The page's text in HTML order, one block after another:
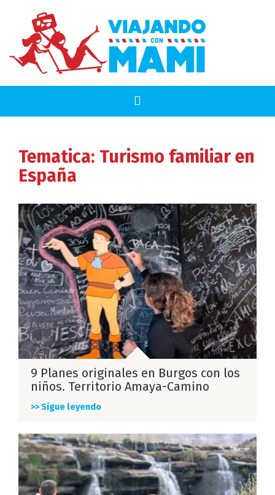
Tematica: Turismo familiar en
España
9 Planes originales en Burgos con los
niños. Territorio Amaya-Camino
>> Sigue leyendo